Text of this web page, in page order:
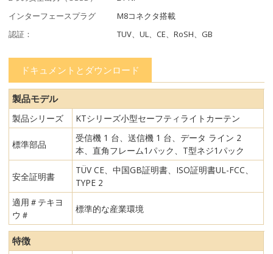
インターフェースプラグ
M8コネクタ搭載
認証：
TUV、UL、CE、RoSH、GB
ドキュメントとダウンロード
製品モデル
製品シリーズ KTシリーズ小型セーフティライトカーテン
標準部品
受信機 1 台、送信機 1 台、データ ライン 2
本、直角フレーム1パック、T型ネジ1パック
安全証明書
TÜV CE、中国GB証明書、ISO証明書UL-FCC、
TYPE 2
適用＃テキヨ
ウ＃
標準的な産業環境
特徴